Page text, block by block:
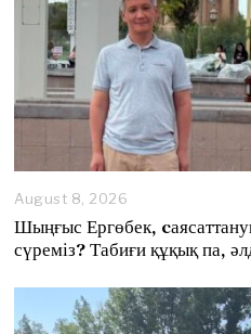
August 8, 2026
u
g
u
t
8
Шыңғыс Ергөбек,
сүреміз? Табиғи құқық па,